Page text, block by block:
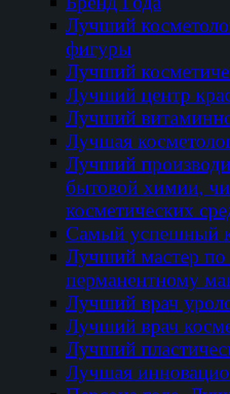
Лучший
фигуры
Лучший
Лучший центр
Лучший
Лучшая
Лучший
бытовой химии,
косметических
Самый успешный
Лучший мастер по
перманентному
Лучший врач
Лучший врач
Лучший
Лучшая